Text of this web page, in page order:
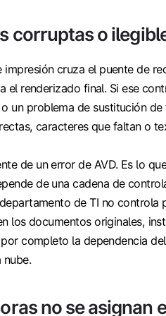
corruptas o
impresión cruza el puente de
el renderizado final. Si ese
un problema de sustitución
caracteres que faltan o
de un error de AVD. Es lo
de una cadena de
de TI no controla
los documentos originales,
completo la dependencia
nube.
no se asignan